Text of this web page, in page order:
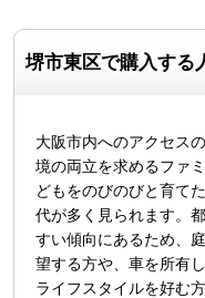
堺市東区で購入する
大阪市内へのアクセス
境の両立を求めるファ
どもをのびのびと育て
代が多く見られます。
すい傾向にあるため、
望する方や、車を所有
ライフスタイルを好む